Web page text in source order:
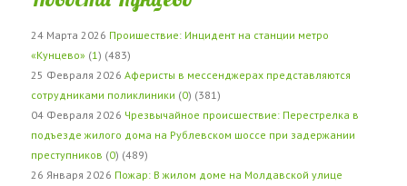
24 Марта 2026 Проишествие: Инцидент на станции метро
«Кунцево» (1 ) (483)
25 Февраля 2026 Аферисты в мессенджерах представляются
сотрудниками поликлиники (0) (381)
04 Февраля 2026 Чрезвычайное происшествие: Перестрелка в
подъезде жилого дома на Рублевском шоссе при задержании
преступников (0) (489)
26 Января 2026 Пожар: В жилом доме на Молдавской улице